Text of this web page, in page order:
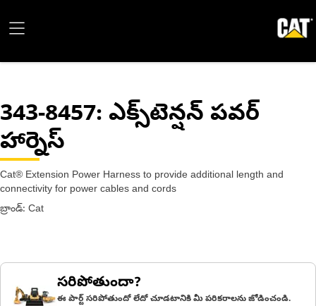
343-8457: ఎక్స్‌టెన్షన్ పవర్
హార్నెస్
Cat® Extension Power Harness to provide additional length and
connectivity for power cables and cords
బ్రాండ్: Cat
సరిపోతుందా?
ఈ పార్ట్ సరిపోతుందో లేదో చూడటానికి మీ పరికరాలను జోడించండి.